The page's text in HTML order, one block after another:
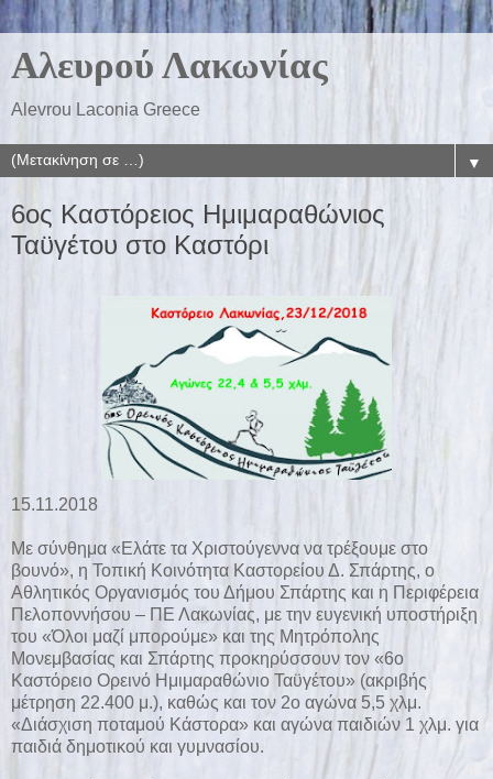
Αλευρού Λακωνίας
Alevrou Laconia Greece
▼
6ος Καστόρειος Ημιμαραθώνιος
Ταϋγέτου στο Καστόρι
15.11.2018
Με σύνθημα «Ελάτε τα Χριστούγεννα να τρέξουμε στο
βουνό», η Τοπική Κοινότητα Καστορείου Δ. Σπάρτης, ο
Αθλητικός Οργανισμός του Δήμου Σπάρτης και η Περιφέρεια
Πελοποννήσου – ΠΕ Λακωνίας, με την ευγενική υποστήριξη
του «Όλοι μαζί μπορούμε» και της Μητρόπολης
Μονεμβασίας και Σπάρτης προκηρύσσουν τον «6ο
Καστόρειο Ορεινό Ημιμαραθώνιο Ταϋγέτου» (ακριβής
μέτρηση 22.400 μ.), καθώς και τον 2ο αγώνα 5,5 χλμ.
«Διάσχιση ποταμού Κάστορα» και αγώνα παιδιών 1 χλμ. για
παιδιά δημοτικού και γυμνασίου.